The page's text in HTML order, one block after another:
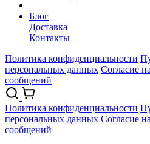
Блог
Доставка
Контакты
Политика конфиденциальности
персональных данных Согласие
сообщений
Политика конфиденциальности
персональных данных Согласие
сообщений